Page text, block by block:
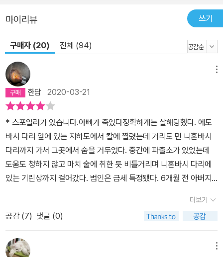
마이리뷰 쓰기
구매자 (20) 전체 (94)
한담 2020-03-21
* 스포일러가 있습니다.아빠가 죽었다정확하게는 살해당했다. 에도
바시 다리 앞에 있는 지하도에서 칼에 찔렸는데 거리도 먼 니혼바시
다리까지 가서 그곳에서 숨을 거두었다. 중간에 파출소가 있었는데
도움도 청하지 않고 마치 술에 취한 듯 비틀거리며 니혼바시 다리에
있는 기린상까지 걸어갔다. 범인은 금세 특정됐다. 6개월 전 아버지
퇴사한 야시마 후유키. 하지만 야시마는 경찰의 불심검문을 피해 도
망치다 트럭에 치여 깨어나지 않고 있다. 아버지의 지갑과 서류가방
을 가지고 있었으니 범인이 분명할 것이라고 형사들이 말한다.엄마는
아빠의 죽음에 당황했고, 여동생은 울기만 한다. 나라도 정신차려야
더보기
공감 (7) 댓글 (0)